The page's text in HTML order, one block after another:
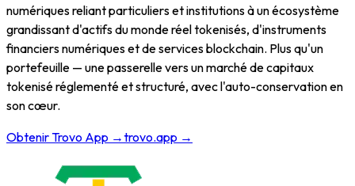
numériques reliant particuliers et institutions à un écosystème
grandissant d'actifs du monde réel tokenisés, d'instruments
financiers numériques et de services blockchain. Plus qu'un
portefeuille — une passerelle vers un marché de capitaux
tokenisé réglementé et structuré, avec l'auto-conservation en
son cœur.
Obtenir Trovo App →trovo.app →